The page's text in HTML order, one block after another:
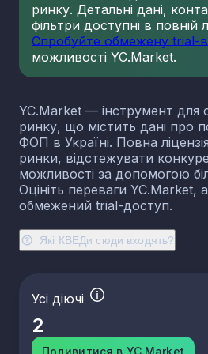
Які КВЕДи сюди входять?
ринку. Детальні дані,
фільтри доступні в повній
Спробуйте обмежену trial-
можливості YC.Market.
YC.Market — інструмент для
ринку, що містить дані про
ФОП в Україні. Повна
ринки, відстежувати
можливості за допомогою
Оцініть переваги YC.Market,
обмежений trial-доступ.
Усі діючі
2
Подивитися в YC.Market
23.13 Виробництво
23.14 Виробництво
23.19 Виробництво й
23.31 Виробництво
23.32 Виробництво цегли,
виробів із випаленої
23.41
Виробництво
керамічних виробів
23.42
Виробництво
23.43 Виробництво
ізоляційної арматури
призначення
23.49 Виробництво інших
23.52 Виробництво вапна та